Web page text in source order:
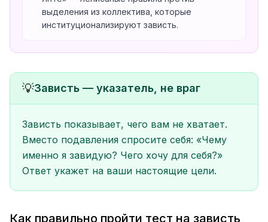
выделения из коллектива, которые
институционализируют зависть.
💡Зависть — указатель, не враг
Зависть показывает, чего вам не хватает.
Вместо подавления спросите себя: «Чему
именно я завидую? Чего хочу для себя?»
Ответ укажет на ваши настоящие цели.
Как правильно пройти тест на зависть